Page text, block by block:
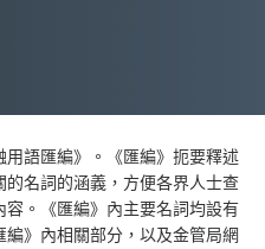
語匯編》。《匯編》扼要釋述
名詞的涵義，方便各界人士查
容。《匯編》內主要名詞均設有
》內相關部分，以及金管局網